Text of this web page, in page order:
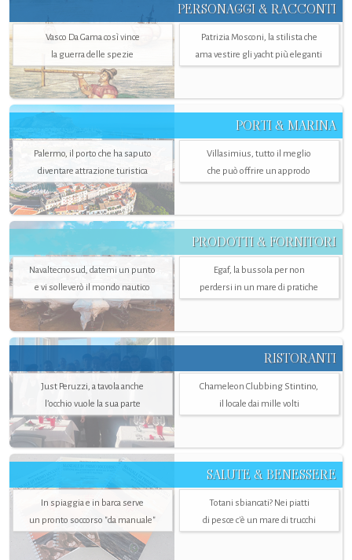
PERSONAGGI & RACCONTI
Vasco Da Gama così vince
la guerra delle spezie
Patrizia Mosconi, la stilista che
ama vestire gli yacht più eleganti
PORTI & MARINA
Palermo, il porto che ha saputo
diventare attrazione turistica
Villasimius, tutto il meglio
che può offrire un approdo
PRODOTTI & FORNITORI
Navaltecnosud, datemi un punto
e vi solleverò il mondo nautico
Egaf, la bussola per non
perdersi in un mare di pratiche
RISTORANTI
Just Peruzzi, a tavola anche
l’occhio vuole la sua parte
Chameleon Clubbing Stintino,
il locale dai mille volti
SALUTE & BENESSERE
In spiaggia e in barca serve
un pronto soccorso "da manuale"
Totani sbiancati? Nei piatti
di pesce c'è un mare di trucchi